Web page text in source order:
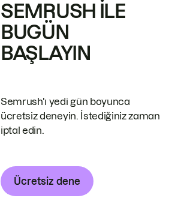
SEMRUSH ILE
BUGÜN
BAŞLAYIN
Semrush'ı yedi gün boyunca
ücretsiz deneyin. İstediğiniz zaman
iptal edin.
Ücretsiz dene